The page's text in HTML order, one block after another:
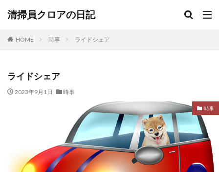
清掃員クロアの日記
HOME 時事 ライドシェア
ライドシェア
2023年9月1日 時事
時事